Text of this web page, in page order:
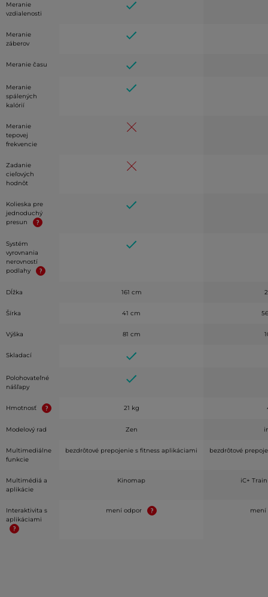
Meranie
vzdialenosti
Meranie
záberov
Meranie času
Meranie
spálených
kalórií
Meranie
tepovej
frekvencie
Zadanie
cieľových
hodnôt
Kolieska pre
jednoduchý
presun
Systém
vyrovnania
nerovností
podlahy
Dĺžka 161 cm
Šírka 41 cm
Výška 81 cm
Skladací
Polohovateľné
nášľapy
Hmotnosť 21 kg
Modelový rad Zen
Multimediálne
funkcie
bezdrôtové prepojenie s fitness aplikáciami bezdrôtové
Multimédiá a
aplikácie
Kinomap iC+
Interaktivita s
aplikáciami
mení odpor